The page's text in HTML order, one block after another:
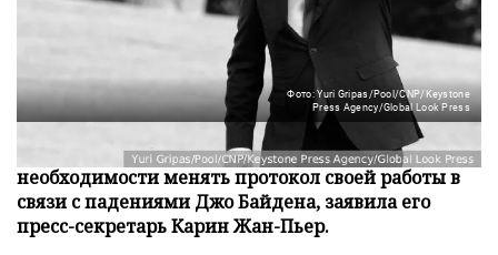
Фото: Yuri Gripas/Pool/CNP/Keystone
Press Agency/Global Look Press
Администрация президента США не видит
необходимости менять протокол своей работы в
связи с падениями Джо Байдена, заявила его
пресс-секретарь Карин Жан-Пьер.